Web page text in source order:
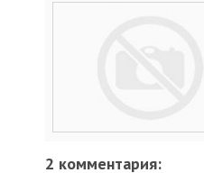
2 комментария: